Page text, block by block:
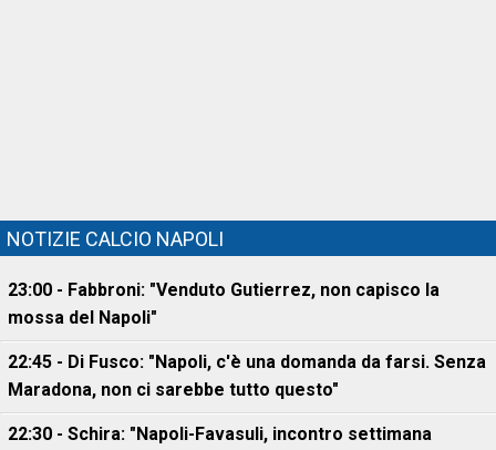
NOTIZIE CALCIO NAPOLI
23:00 - Fabbroni: "Venduto Gutierrez, non capisco la
mossa del Napoli"
22:45 - Di Fusco: "Napoli, c'è una domanda da farsi. Senza
Maradona, non ci sarebbe tutto questo"
22:30 - Schira: "Napoli-Favasuli, incontro settimana